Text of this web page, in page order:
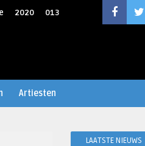
2020 013
Artiesten
LAATSTE NIEUWS